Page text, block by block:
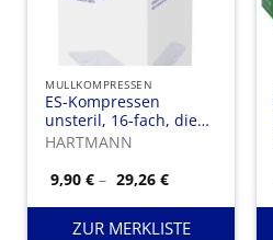
MULLKOMPRESSEN
ES-Kompressen
unsteril, 16-fach, die
klassischen
den eingeschlagenen
HARTMANN
9,90€ – 29,26€Preisspanne:
9,90 €
bis
29,26 €
ZUR MERKLISTE